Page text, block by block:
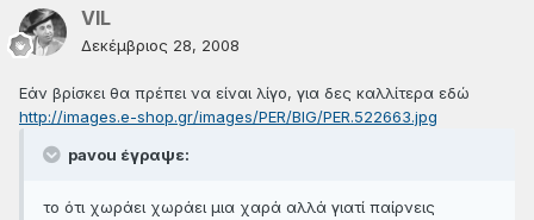
VIL
Δεκέμβριος 28, 2008
Εάν βρίσκει θα πρέπει να είναι λίγο, για δες καλλίτερα εδώ
http://images.e-shop.gr/images/PER/BIG/PER.522663.jpg
pavou έγραψε:
το ότι χωράει χωράει μια χαρά αλλά γιατί παίρνεις